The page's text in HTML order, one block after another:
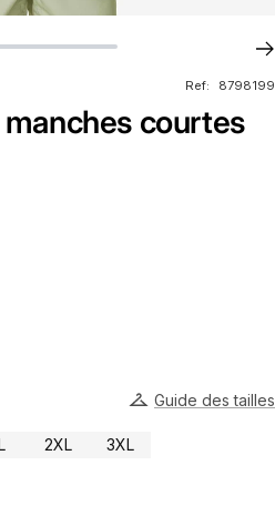
courtes
Ref: 8798199
Guide des tailles
2XL 3XL